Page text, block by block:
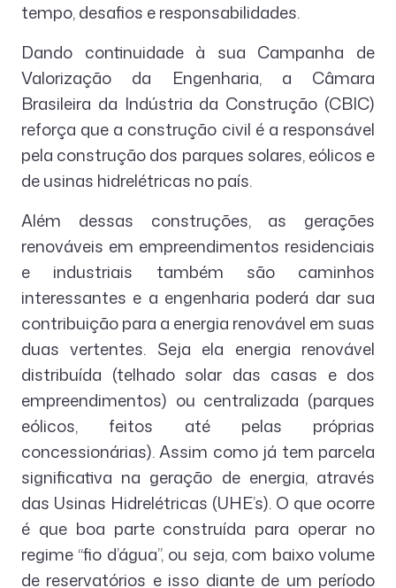
tempo, desafios e responsabilidades.
Dando continuidade à sua Campanha de
Valorização da Engenharia, a Câmara
Brasileira da Indústria da Construção (CBIC)
reforça que a construção civil é a responsável
pela construção dos parques solares, eólicos e
de usinas hidrelétricas no país.
Além dessas construções, as gerações
renováveis em empreendimentos residenciais
e industriais também são caminhos
interessantes e a engenharia poderá dar sua
contribuição para a energia renovável em suas
duas vertentes. Seja ela energia renovável
distribuída (telhado solar das casas e dos
empreendimentos) ou centralizada (parques
eólicos, feitos até pelas próprias
concessionárias). Assim como já tem parcela
significativa na geração de energia, através
das Usinas Hidrelétricas (UHE’s). O que ocorre
é que boa parte construída para operar no
regime “fio d’água”, ou seja, com baixo volume
de reservatórios e isso diante de um período